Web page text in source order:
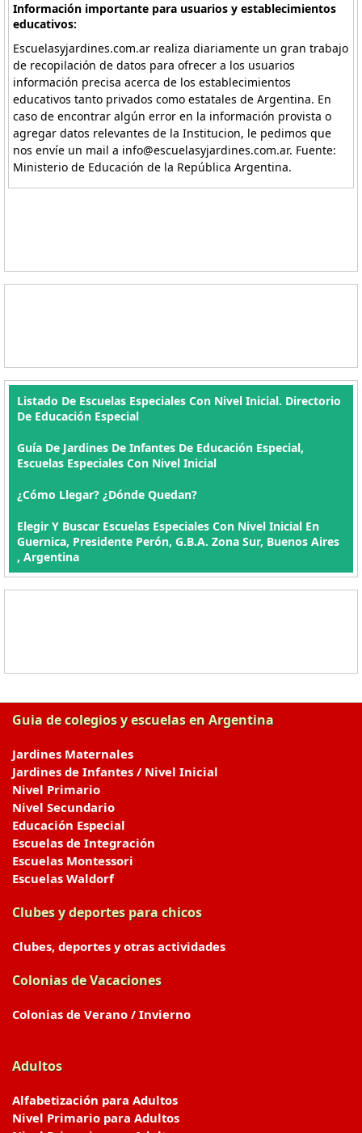
Información importante para usuarios y establecimientos
educativos:
Escuelasyjardines.com.ar realiza diariamente un gran trabajo
de recopilación de datos para ofrecer a los usuarios
información precisa acerca de los establecimientos
educativos tanto privados como estatales de Argentina. En
caso de encontrar algún error en la información provista o
agregar datos relevantes de la Institucion, le pedimos que
nos envíe un mail a info@escuelasyjardines.com.ar. Fuente:
Ministerio de Educación de la República Argentina.
Listado De Escuelas Especiales Con Nivel Inicial. Directorio
De Educación Especial
Guía De Jardines De Infantes De Educación Especial,
Escuelas Especiales Con Nivel Inicial
¿Cómo Llegar? ¿Dónde Quedan?
Elegir Y Buscar Escuelas Especiales Con Nivel Inicial En
Guernica, Presidente Perón, G.B.A. Zona Sur, Buenos Aires
, Argentina
Guia de colegios y escuelas en Argentina
Jardines Maternales
Jardines de Infantes / Nivel Inicial
Nivel Primario
Nivel Secundario
Educación Especial
Escuelas de Integración
Escuelas Montessori
Escuelas Waldorf
Clubes y deportes para chicos
Clubes, deportes y otras actividades
Colonias de Vacaciones
Colonias de Verano / Invierno
Adultos
Alfabetización para Adultos
Nivel Primario para Adultos